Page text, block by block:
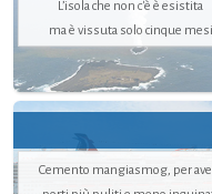
L’isola che non c'è è esistita
ma è vissuta solo cinque mesi
Cemento mangiasmog, per